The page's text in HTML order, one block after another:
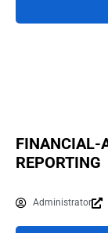
FINANCIAL-
REPORTING
Administrator